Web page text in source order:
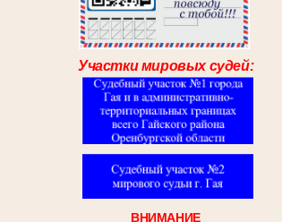
Участки мировых судей:
ВНИМАНИЕ